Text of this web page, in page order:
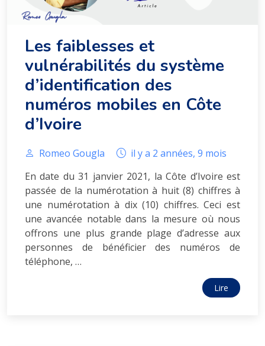
Les faiblesses et
vulnérabilités du système
d’identification des
numéros mobiles en Côte
d’Ivoire
Romeo Gougla
il y a 2 années, 9 mois
En date du 31 janvier 2021, la Côte d’Ivoire est
passée de la numérotation à huit (8) chiffres à
une numérotation à dix (10) chiffres. Ceci est
une avancée notable dans la mesure où nous
offrons une plus grande plage d’adresse aux
personnes de bénéficier des numéros de
téléphone, …
Lire